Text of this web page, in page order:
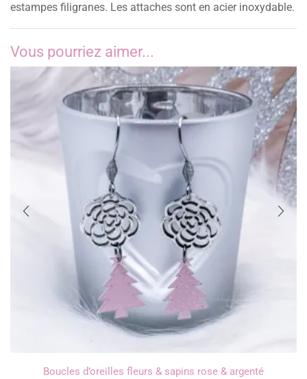
estampes filigranes. Les attaches sont en acier inoxydable.
Vous pourriez aimer...
Boucles d’oreilles fleurs & sapins rose & argenté